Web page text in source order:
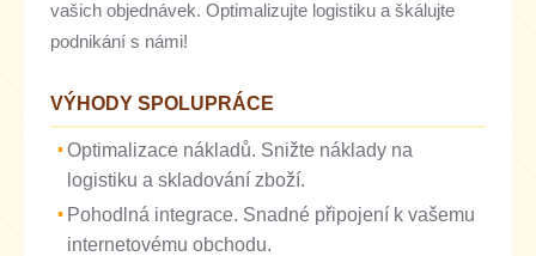
vašich objednávek. Optimalizujte logistiku a škálujte
podnikání s námi!
VÝHODY SPOLUPRÁCE
Optimalizace nákladů. Snižte náklady na
logistiku a skladování zboží.
Pohodlná integrace. Snadné připojení k vašemu
internetovému obchodu.